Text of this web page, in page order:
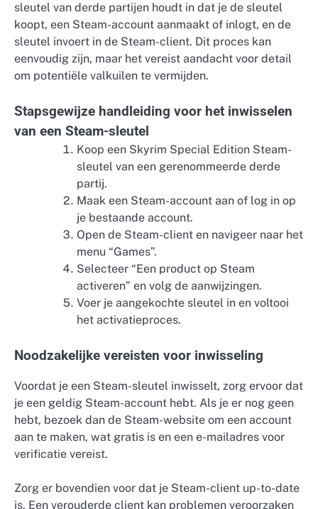
sleutel van derde partijen houdt in dat je de sleutel
koopt, een Steam-account aanmaakt of inlogt, en de
sleutel invoert in de Steam-client. Dit proces kan
eenvoudig zijn, maar het vereist aandacht voor detail
om potentiële valkuilen te vermijden.
Stapsgewijze handleiding voor het inwisselen
van een Steam-sleutel
Koop een Skyrim Special Edition Steam-
sleutel van een gerenommeerde derde
partij.
Maak een Steam-account aan of log in op
je bestaande account.
Open de Steam-client en navigeer naar het
menu “Games”.
Selecteer “Een product op Steam
activeren” en volg de aanwijzingen.
Voer je aangekochte sleutel in en voltooi
het activatieproces.
Noodzakelijke vereisten voor inwisseling
Voordat je een Steam-sleutel inwisselt, zorg ervoor dat
je een geldig Steam-account hebt. Als je er nog geen
hebt, bezoek dan de Steam-website om een account
aan te maken, wat gratis is en een e-mailadres voor
verificatie vereist.
Zorg er bovendien voor dat je Steam-client up-to-date
is. Een verouderde client kan problemen veroorzaken